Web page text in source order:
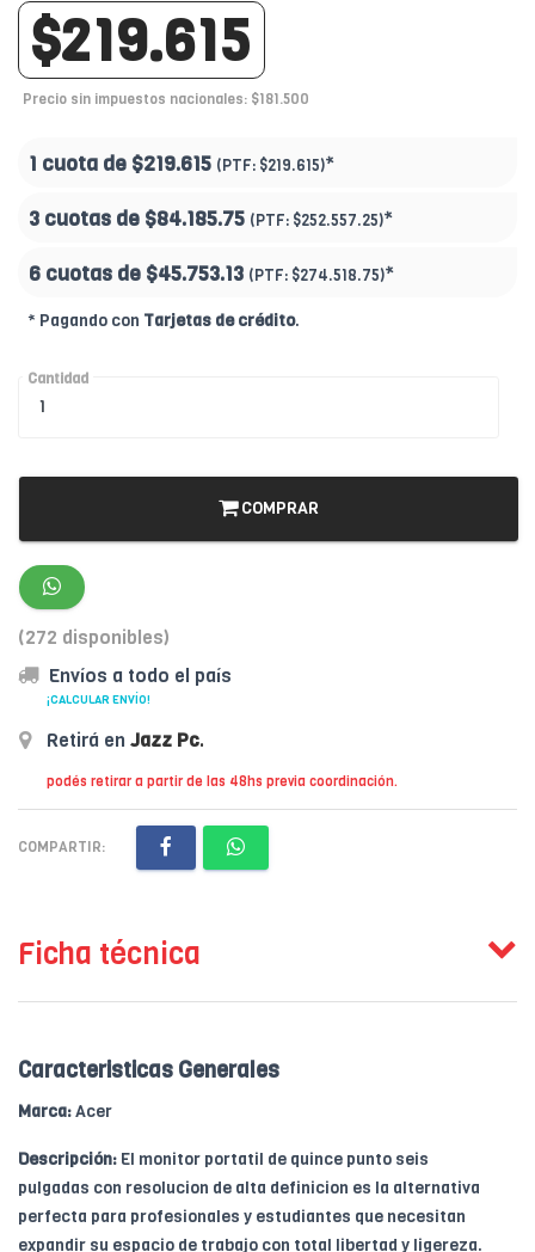
$219.615
Precio sin impuestos nacionales: $181.500
1 cuota de $219.615 (PTF: $219.615)*
3 cuotas de $84.185.75 (PTF: $252.557.25)*
6 cuotas de $45.753.13 (PTF: $274.518.75)*
* Pagando con Tarjetas de crédito.
Cantidad
COMPRAR
(272 disponibles)
Envíos a todo el país
¡CALCULAR ENVÍO!
Retirá en Jazz Pc.
podés retirar a partir de las 48hs previa coordinación.
COMPARTIR:
Ficha técnica
Caracteristicas Generales
Marca:Acer
Descripción: El monitor portatil de quince punto seis
pulgadas con resolucion de alta definicion es la alternativa
perfecta para profesionales y estudiantes que necesitan
expandir su espacio de trabajo con total libertad y ligereza.